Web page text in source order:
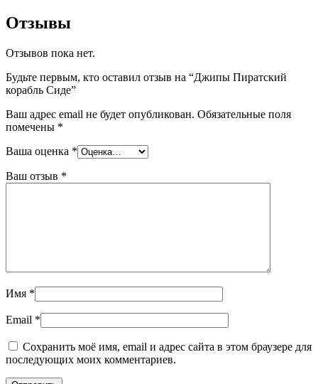
Отзывы
Отзывов пока нет.
Будьте первым, кто оставил отзыв на “Джипы Пиратский
корабль Сиде”
Ваш адрес email не будет опубликован. Обязательные поля
помечены *
Ваша оценка *
Ваш отзыв *
Имя *
Email *
Сохранить моё имя, email и адрес сайта в этом браузере для
последующих моих комментариев.